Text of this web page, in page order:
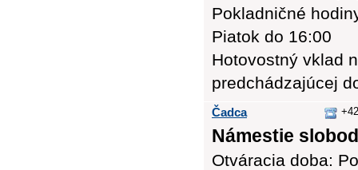
Pokladničné
Piatok do 16:00
Hotovostný vklad
predchádzajúcej
Čadca
Námestie
Otváracia doba: